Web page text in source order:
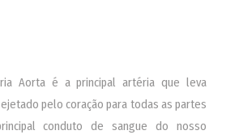
Aorta é a principal artéria que leva
pelo coração para todas as partes
conduto de sangue do nosso